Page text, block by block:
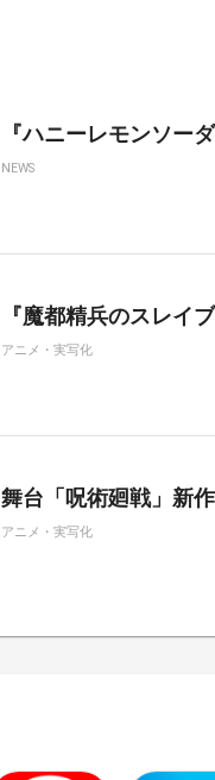
『ハニーレモンソー
NEWS
『魔都精兵のスレイ
アニメ・実写化
舞台「呪術廻戦」新
アニメ・実写化